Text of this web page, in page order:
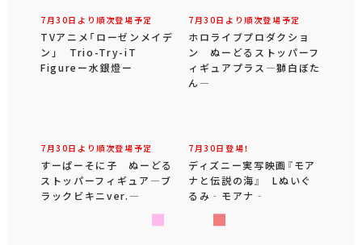
7月30日より順次登場予定
TVアニメ「ローゼンメイデ
ン」 Trio-Try-iT
Figureー水銀燈ー
7月30日より順次登場予定
ホロライブプロダクショ
ン ぬーどるストッパーフ
ィギュアプラス―獅白ぼた
ん―
7月30日より順次登場予定
すーぱーそに子 ぬーどる
ストッパーフィギュア―ブ
ラックビキニver.―
7月30日登場！
ディズニー実写映画『モア
ナと伝説の海』 Lぬいぐ
るみ‐モアナ‐